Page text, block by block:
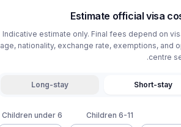
Estimate official visa
Indicative estimate only. Final fees depend on
age, nationality, exchange rate, exemptions, and
centre
Short-stay
Long-stay
Children 6-11
Children under 6